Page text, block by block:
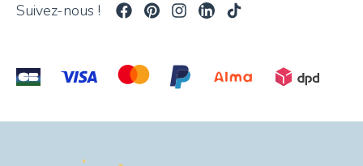
Suivez-nous !